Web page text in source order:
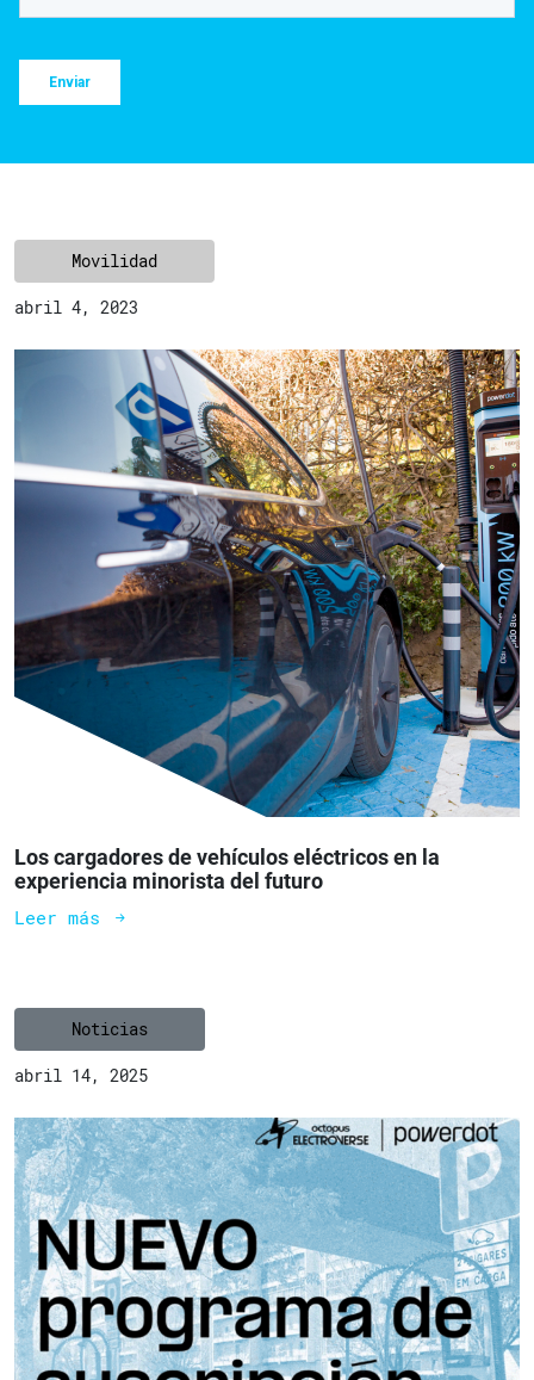
Movilidad
abril 4, 2023
Los cargadores de vehículos eléctricos en la
experiencia minorista del futuro
Leer más
Noticias
abril 14, 2025